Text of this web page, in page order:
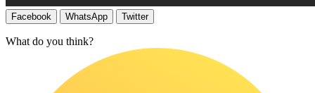
Facebook WhatsApp Twitter
What do you think?